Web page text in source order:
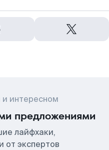
интересном
предложениями
лайфхаки,
от экспертов